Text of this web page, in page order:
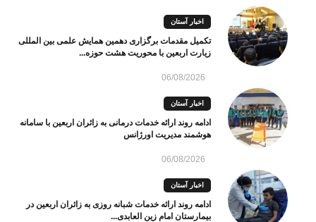
اخبار آستان
تکمیل مقدمات برگزاری دهمین همایش علمی بین المللی
زیارت اربعین با محوریت هشت حوزه...
06/08/2026
اخبار آستان
ادامه روند ارائه خدمات درمانی به زائران اربعین با سامانه
هوشمند مدیریت اورژانس
06/08/2026
اخبار آستان
ادامه روند ارائه خدمات شبانه روزی به زائران اربعین در
بیمارستان امام زین العابدی...